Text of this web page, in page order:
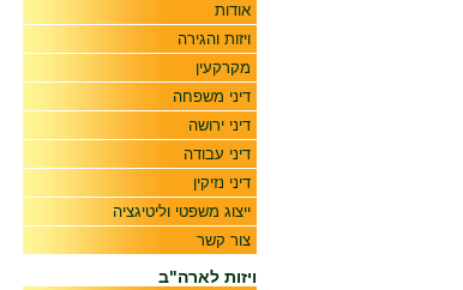
אודות
ויזות והגירה
מקרקעין
דיני משפחה
דיני ירושה
דיני עבודה
דיני נזיקין
ייצוג משפטי וליטיגציה
צור קשר
ויזות לארה"ב